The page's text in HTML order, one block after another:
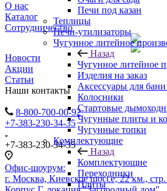
Печи под казан
Теплицы
Печи-утилизаторы
Чугунное литейное
Назад
Чугунное литейное
Изделия на заказ
Аксессуары для
Колосники
Стартовые
Чугунные плиты и
Чугунные топки
Комплектующие
Назад
Комплектующие
Переходники
Плиты
О нас
Каталог
Сотрудничество
Новости
Акции
Статьи
Наши контакты
8-800-700-00-92
+7-383-230-34-35
+7-383-230-34-35
Офис-шоурум:
г. Москва, Киевское шоссе, 22 км.,